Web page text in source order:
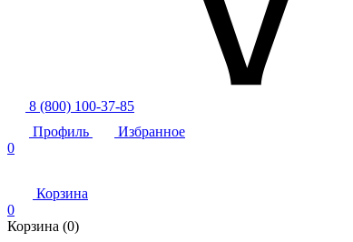
8 (800) 100-37-85
Профиль
Избранное
0
Корзина
0
Корзина (0)